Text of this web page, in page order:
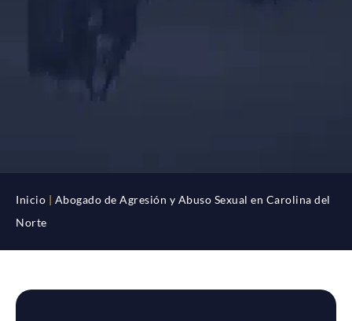
Inicio
Abogado de Agresión y Abuso Sexual en Carolina del
Norte